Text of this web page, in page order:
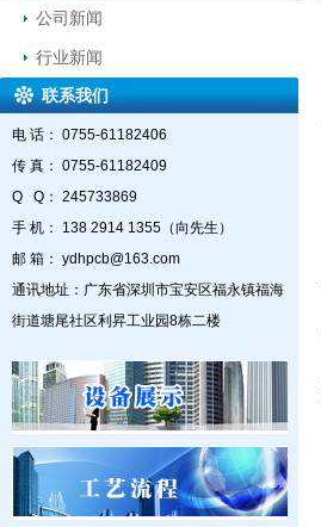
公司新闻
行业新闻
联系我们
电 话： 0755-61182406
传 真： 0755-61182409
Q Q： 245733869
手 机： 138 2914 1355（向先生）
邮 箱： ydhpcb@163.com
通讯地址：广东省深圳市宝安区福永镇福海
街道塘尾社区利昇工业园8栋二楼